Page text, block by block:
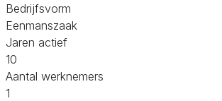
Bedrijfsvorm
Eenmanszaak
Jaren actief
10
Aantal werknemers
1